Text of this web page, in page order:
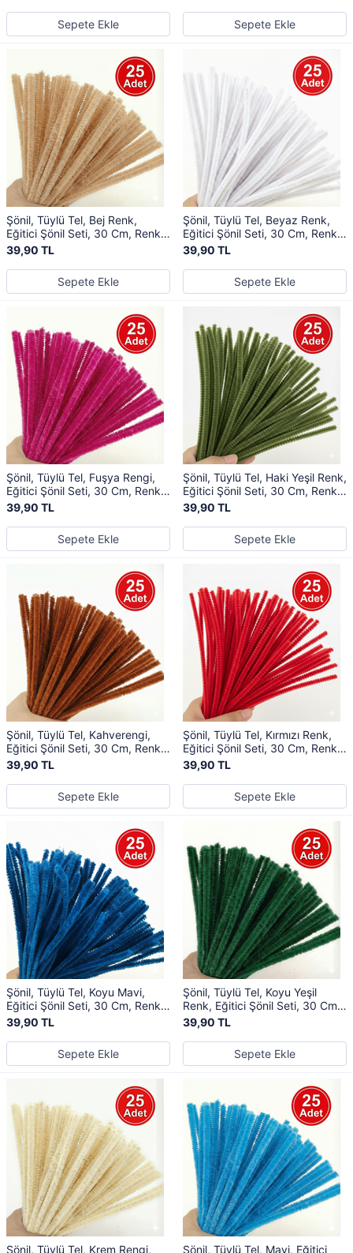
Sepete Ekle Sepete Ekle
Şönil, Tüylü Tel, Bej Renk,
Eğitici Şönil Seti, 30 Cm, Renkli
Tel, 25 Adet, Peluş Çubuklar
39,90 TL
Sepete Ekle
Şönil, Tüylü Tel, Beyaz Renk,
Eğitici Şönil Seti, 30 Cm, Renkli
Tel, 25 Adet, Peluş Çubuklar
39,90 TL
Sepete Ekle
Şönil, Tüylü Tel, Fuşya Rengi,
Eğitici Şönil Seti, 30 Cm, Renkli
Tel, 25 Adet, Peluş Çubuklar
39,90 TL
Sepete Ekle
Şönil, Tüylü Tel, Haki Yeşil Renk,
Eğitici Şönil Seti, 30 Cm, Renkli
Tel, 25 Adet, Peluş Çubuklar
39,90 TL
Sepete Ekle
Şönil, Tüylü Tel, Kahverengi,
Eğitici Şönil Seti, 30 Cm, Renkli
Tel, 25 Adet, Peluş Çubuklar
39,90 TL
Sepete Ekle
Şönil, Tüylü Tel, Kırmızı Renk,
Eğitici Şönil Seti, 30 Cm, Renkli
Tel, 25 Adet, Peluş Çubuklar
39,90 TL
Sepete Ekle
Şönil, Tüylü Tel, Koyu Mavi,
Eğitici Şönil Seti, 30 Cm, Renkli
Tel, 25 Adet, Peluş Çubuklar
39,90 TL
Sepete Ekle
Şönil, Tüylü Tel, Koyu Yeşil
Renk, Eğitici Şönil Seti, 30 Cm,
Renkli Tel, 25 Adet, Peluş
Çubuklar
39,90 TL
Sepete Ekle
Şönil, Tüylü Tel, Krem Rengi,
Şönil, Tüylü Tel, Mavi, Eğitici